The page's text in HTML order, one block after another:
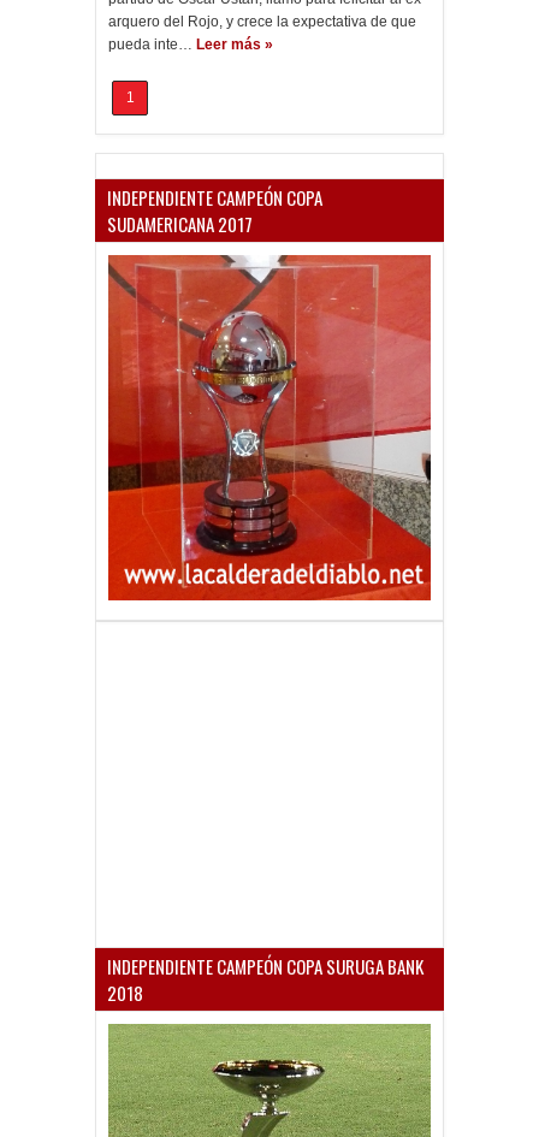
arquero del Rojo, y crece la expectativa de que
pueda inte… Leer más »
1
INDEPENDIENTE CAMPEÓN COPA
SUDAMERICANA 2017
INDEPENDIENTE CAMPEÓN COPA SURUGA BANK
2018